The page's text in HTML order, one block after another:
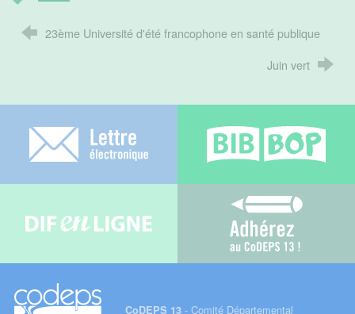
23ème Université d'été francophone en santé publique
Juin vert
Adhérez au
CoDEPS 13- Comité Départemental